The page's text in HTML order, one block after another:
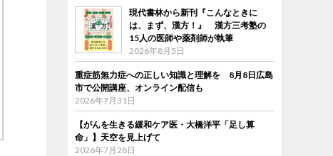
現代書林から新刊『こんなときに
は、まず、漢方！』 漢方三考塾の
15人の医師や薬剤師が執筆
2026年8月5日
重症筋無力症への正しい知識と理解を 8月8日広島
市で公開講座、オンライン配信も
2026年7月31日
【がんを生きる緩和ケア医・大橋洋平「足し算
命」】天空を見上げて
2026年7月28日